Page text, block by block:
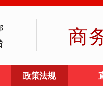
商
政策法规